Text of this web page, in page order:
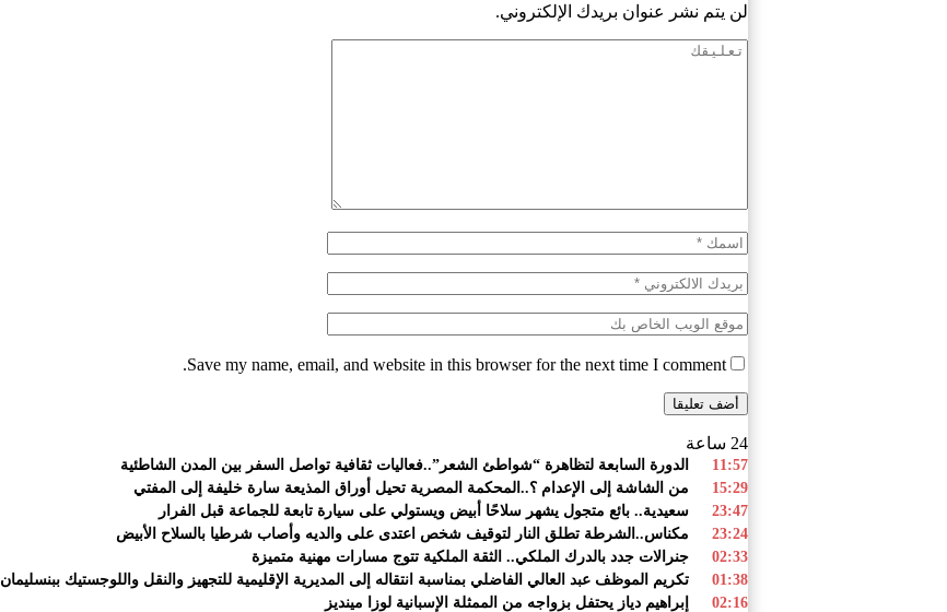
لن يتم نشر عنوان بريدك الإلكتروني.
Save my name, email, and website in this browser for the next time I comment.
24 ساعة
11:57
الدورة السابعة لتظاهرة “شواطئ الشعر”..فعاليات ثقافية تواصل السفر بين المدن الشاطئية
15:29
من الشاشة إلى الإعدام ؟..المحكمة المصرية تحيل أوراق المذيعة سارة خليفة إلى المفتي
23:47
سعيدية.. بائع متجول يشهر سلاحًا أبيض ويستولي على سيارة تابعة للجماعة قبل الفرار
23:24
مكناس..الشرطة تطلق النار لتوقيف شخص اعتدى على والديه وأصاب شرطيا بالسلاح الأبيض
02:33
جنرالات جدد بالدرك الملكي.. الثقة الملكية تتوج مسارات مهنية متميزة
01:38
تكريم الموظف عبد العالي الفاضلي بمناسبة انتقاله إلى المديرية الإقليمية للتجهيز والنقل واللوجستيك ببنسليمان
02:16
إبراهيم دياز يحتفل بزواجه من الممثلة الإسبانية لوزا مينديز